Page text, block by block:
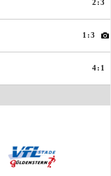
2:3
1:3
4:1